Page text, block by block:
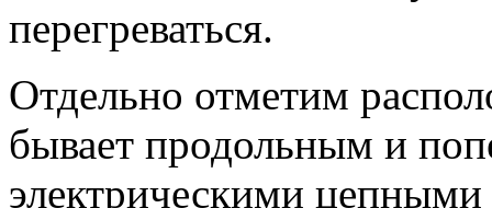
перегреваться.
Отдельно отметим
бывает продольным и
электрическими